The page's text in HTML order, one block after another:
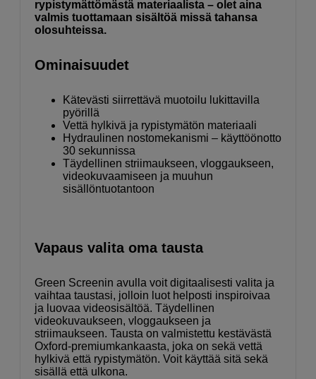
rypistymättömästä materiaalista – olet aina
valmis tuottamaan sisältöä missä tahansa
olosuhteissa.
Ominaisuudet
Kätevästi siirrettävä muotoilu lukittavilla
pyörillä
Vettä hylkivä ja rypistymätön materiaali
Hydraulinen nostomekanismi – käyttöönotto
30 sekunnissa
Täydellinen striimaukseen, vloggaukseen,
videokuvaamiseen ja muuhun
sisällöntuotantoon
Vapaus valita oma tausta
Green Screenin avulla voit digitaalisesti valita ja
vaihtaa taustasi, jolloin luot helposti inspiroivaa
ja luovaa videosisältöä. Täydellinen
videokuvaukseen, vloggaukseen ja
striimaukseen. Tausta on valmistettu kestävästä
Oxford-premiumkankaasta, joka on sekä vettä
hylkivä että rypistymätön. Voit käyttää sitä sekä
sisällä että ulkona.